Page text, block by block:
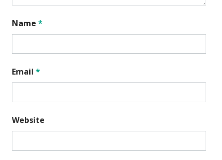
Name *
Email *
Website